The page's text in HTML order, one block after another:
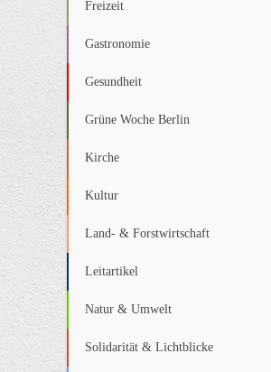
Freizeit
Gastronomie
Gesundheit
Grüne Woche Berlin
Kirche
Kultur
Land- & Forstwirtschaft
Leitartikel
Natur & Umwelt
Solidarität & Lichtblicke